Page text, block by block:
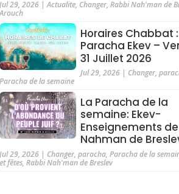
Jul 29, 2026 |Actualite, Changer,Rabbi Nah'man de
Arouch
Horaires Chabbat :
Paracha Ekev –
31 Juillet 2026
Jul 29, 2026| Changer,
Paracha de la semaine
La Paracha de la
semaine: Ekev-
Enseignements
Nahman de
Jul 29, 2026 | Changer,paracha,Paracha de la
et fêtes,Rabbi Nah'man de Breslev